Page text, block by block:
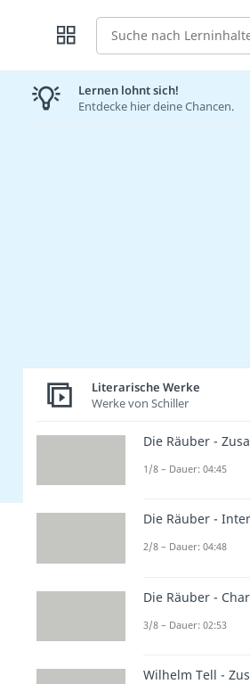
Suche
Lernen lohnt sich!
Entdecke hier deine Chancen.
Literarische Werke
Werke von Schiller
Die Räuber -
1/8 – Dauer: 04:45
Die Räuber -
2/8 – Dauer: 04:48
Die Räuber -
3/8 – Dauer: 02:53
Wilhelm Tell -